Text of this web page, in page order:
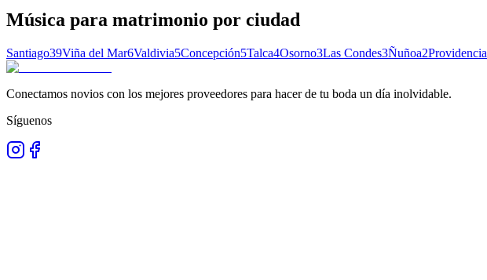
Música para matrimonio por ciudad
Santiago39Viña del Mar6Valdivia5Concepción5Talca4Osorno3Las Condes3Ñuñoa2Providencia
Conectamos novios con los mejores proveedores para hacer de tu boda un día inolvidable.
Síguenos